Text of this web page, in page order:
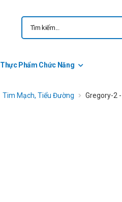
Thực Phẩm Chức Năng
Tim Mạch, Tiểu Đường Gregory-2